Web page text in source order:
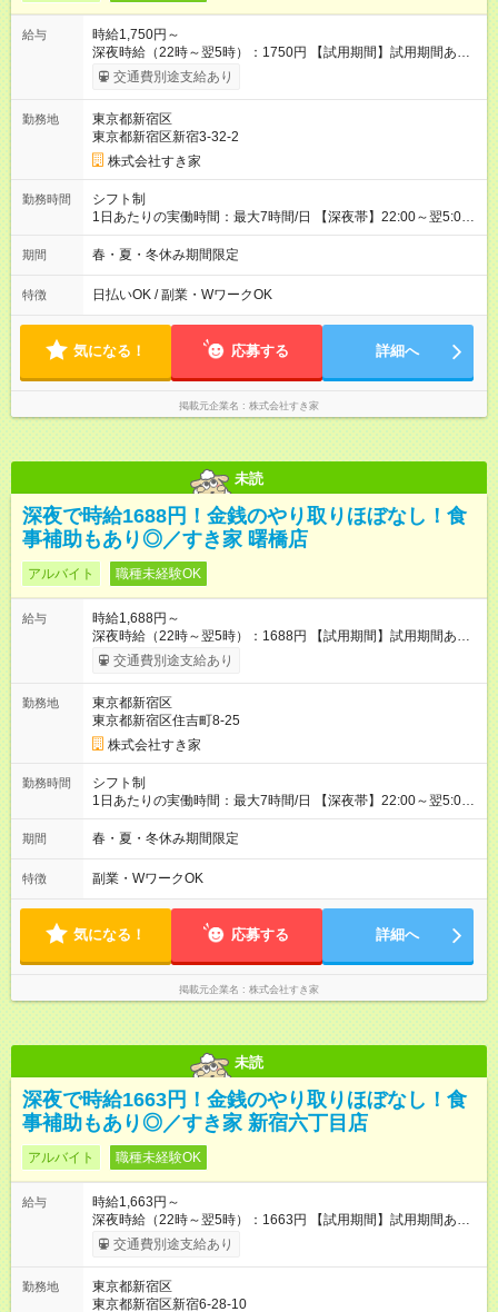
給与
時給1,750円～
深夜時給（22時～翌5時）：1750円 【試用期間】試用期間あり
試用期間の長さ：1ヶ月 雇用形態、給与は本採用時と同じです。
試用期間の実態は30日（※条件変更なし）ですが、切り上げで
同時給）
交通費別途支給あり
勤務地
東京都新宿区
東京都新宿区新宿3-32-2
株式会社すき家
勤務時間
シフト制
1日あたりの実働時間：最大7時間/日 【深夜帯】22:00～翌5:00
週2日～・1日2h～OK◎ ※22:00から翌5:00までは18歳以上の方
のみ勤務可能です（18歳未満の深夜業務禁止のため） ★深夜で
す。 必ず、2名以上での勤務を行いますので、安心して働けま
す。
期間 春・夏・冬休み期間限定
特徴 日払いOK / 副業・WワークOK
気になる！ 応募する 詳細へ
掲載元企業名 株式会社すき家
未読
深夜で時給1688円！金銭のやり取りほぼなし！食
事補助もあり◎／すき家 曙橋店
アルバイト 職種未経験OK
給与
時給1,688円～
深夜時給（22時～翌5時）：1688円 【試用期間】試用期間あり
試用期間の長さ：1ヶ月 雇用形態、給与は本採用時と同じです。
試用期間の実態は30日（※条件変更なし）ですが、切り上げで
同時給）
交通費別途支給あり
勤務地
東京都新宿区
東京都新宿区住吉町8-25
株式会社すき家
勤務時間
シフト制
1日あたりの実働時間：最大7時間/日 【深夜帯】22:00～翌5:00
週2日～・1日2h～OK◎ ※22:00から翌5:00までは18歳以上の方
のみ勤務可能です（18歳未満の深夜業務禁止のため） ★深夜で
す。 必ず、2名以上での勤務を行いますので、安心して働けま
す。
期間 春・夏・冬休み期間限定
特徴 副業・WワークOK
気になる！ 応募する 詳細へ
掲載元企業名 株式会社すき家
未読
深夜で時給1663円！金銭のやり取りほぼなし！食
事補助もあり◎／すき家 新宿六丁目店
アルバイト 職種未経験OK
給与
時給1,663円～
深夜時給（22時～翌5時）：1663円 【試用期間】試用期間あり
試用期間の長さ：1ヶ月 雇用形態、給与は本採用時と同じです。
試用期間の実態は30日（※条件変更なし）ですが、切り上げで
同時給）
交通費別途支給あり
勤務地
東京都新宿区
東京都新宿区新宿6-28-10